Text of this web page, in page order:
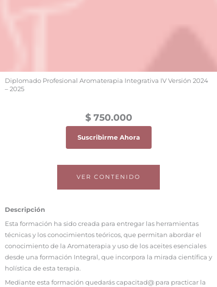
Diplomado Profesional Aromaterapia Integrativa IV Versión 2024
– 2025
$ 750.000
Suscribirme Ahora
VER CONTENIDO
Descripción
Esta formación ha sido creada para entregar las herramientas
técnicas y los conocimientos teóricos, que permitan abordar el
conocimiento de la Aromaterapia y uso de los aceites esenciales
desde una formación Integral, que incorpora la mirada científica y
holística de esta terapia.
Mediante esta formación quedarás capacitad@ para practicar la